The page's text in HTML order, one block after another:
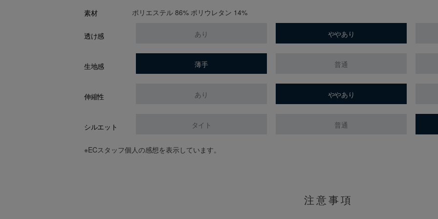
素材 ポリエステル 86% ポリウレタン 14%
透け感 あり ややあり
生地感 薄手 普通
伸縮性 あり ややあり
シルエット タイト 普通
※ECスタッフ個人の感想を表示しています。
注意事項